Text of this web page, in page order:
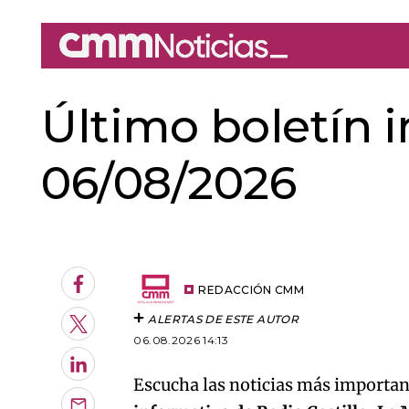
Último boletín
06/08/2026
Facebook
Twitter
LinkedIn
REDACCIÓN CMM
ALERTAS DE ESTE AUTOR
06.08.2026 14:13
Escucha las noticias más